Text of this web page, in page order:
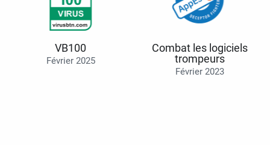
VB100
Février 2025
Combat les logiciels
trompeurs
Février 2023